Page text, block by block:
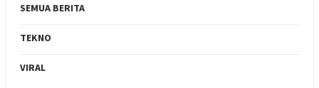
SEMUA BERITA
TEKNO
VIRAL